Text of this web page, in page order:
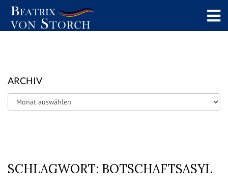
ARCHIV
Archiv
SCHLAGWORT: BOTSCHAFTSASYL